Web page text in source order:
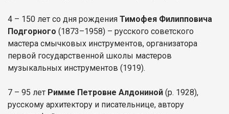
4 – 150 лет со дня рождения Тимофея Филипповича
Подгорного (1873–1958) – русского советского
мастера смычковых инструментов, организатора
первой государственной школы мастеров
музыкальных инструментов (1919).
7 – 95 лет Римме Петровне Алдониной (р. 1928),
русскому архитектору и писательнице, автору